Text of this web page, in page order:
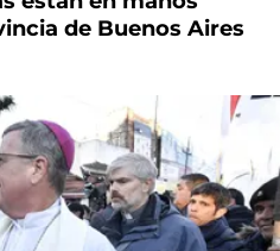
de Buenos Aires